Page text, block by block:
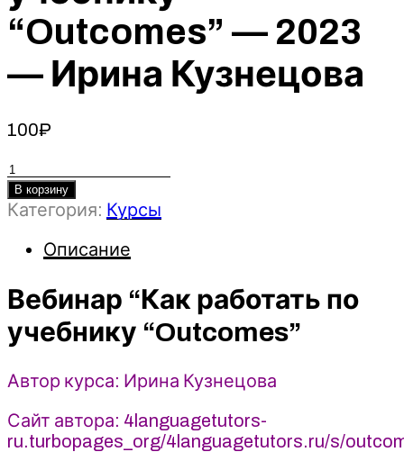
“Outcomes” — 2023
— Ирина Кузнецова
100₽
Количество
товара
Вебинар
работать
учебнику
“Outcomes”
-
-
Кузнецова
В корзину
Категория: Курсы
Описание
Вебинар “Как работать по
учебнику “Outcomes”
Автор курса: Ирина Кузнецова
Сайт автора: 4languagetutors-
ru.turbopages_org/4languagetutors.ru/s/